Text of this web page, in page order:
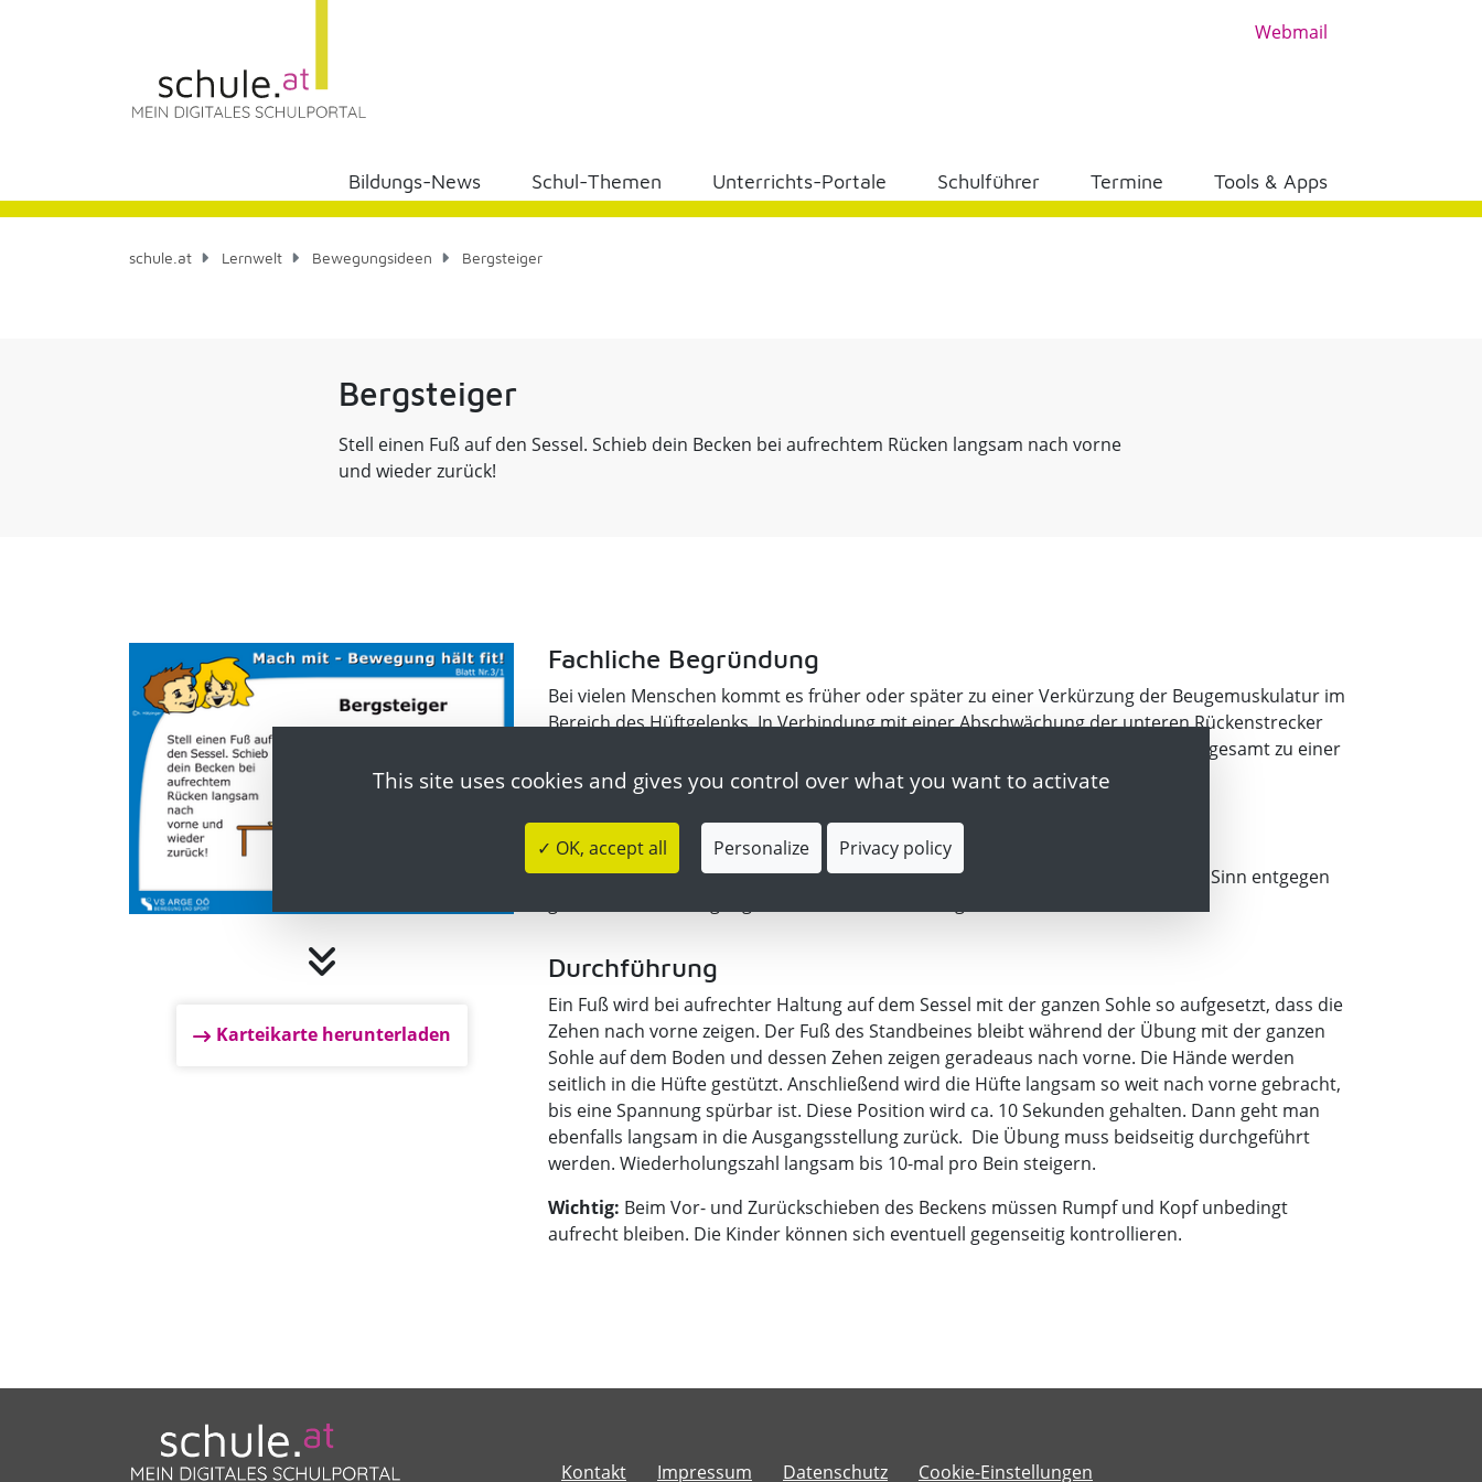
Webmail
Bildungs-News Schul-Themen Unterrichts-Portale Schulführer Termine Tools & Apps
schule.at Lernwelt Bewegungsideen Bergsteiger
Bergsteiger
Stell einen Fuß auf den Sessel. Schieb dein Becken bei aufrechtem Rücken langsam nach vorne
und wieder zurück!
Karteikarte herunterladen
Fachliche Begründung
Bei vielen Menschen kommt es früher oder später zu einer Verkürzung der Beugemuskulatur im
Bereich des Hüftgelenks. In Verbindung mit einer Abschwächung der unteren Rückenstrecker
(Gegenseite) bewirkt das ein Kippen des Beckens nach vorne, was wiederum insgesamt zu einer
schlechten Haltung und zu Rückenschmerzen führen kann.
Zielstellung
Mit der Übung „Bergsteiger“ wird einer möglichen Fehlstellung im dargestellten Sinn entgegen
Durchführung
Ein Fuß wird bei aufrechter Haltung auf dem Sessel mit der ganzen Sohle so aufgesetzt, dass die
Zehen nach vorne zeigen. Der Fuß des Standbeines bleibt während der Übung mit der ganzen
Sohle auf dem Boden und dessen Zehen zeigen geradeaus nach vorne. Die Hände werden
seitlich in die Hüfte gestützt. Anschließend wird die Hüfte langsam so weit nach vorne gebracht,
bis eine Spannung spürbar ist. Diese Position wird ca. 10 Sekunden gehalten. Dann geht man
ebenfalls langsam in die Ausgangsstellung zurück. Die Übung muss beidseitig durchgeführt
werden. Wiederholungszahl langsam bis 10-mal pro Bein steigern.
Wichtig: Beim Vor- und Zurückschieben des Beckens müssen Rumpf und Kopf unbedingt
aufrecht bleiben. Die Kinder können sich eventuell gegenseitig kontrollieren.
Kontakt ​​​​​​​​​​​​​​Impressum Datenschutz Cookie-Einstellungen
This site uses cookies and gives you control over what you want to activate
✓ OK, accept all Personalize Privacy policy